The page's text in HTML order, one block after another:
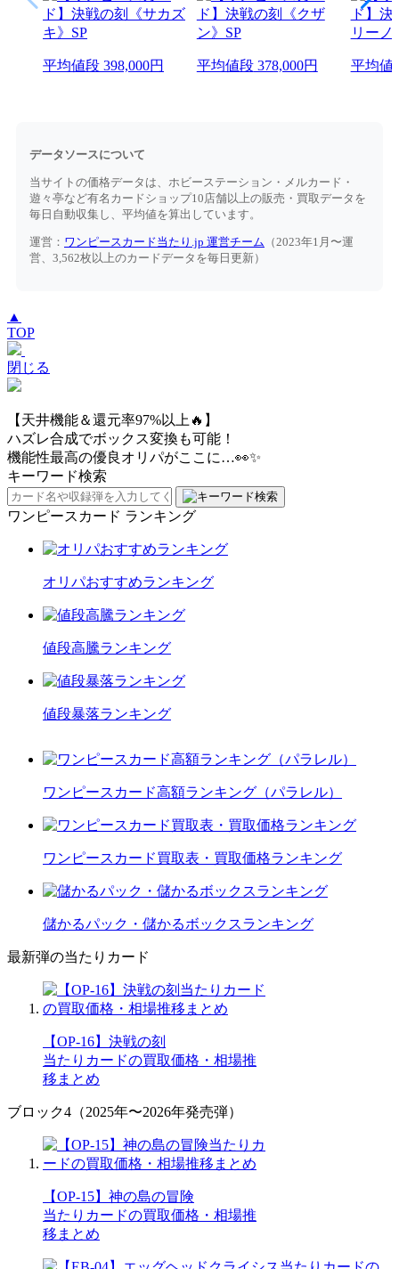
平均値段 398,000円 平均値段378,000円 平均値
データソースについて
当サイトの価格データは、ホビーステーション・メルカード・
遊々亭など有名カードショップ10店舗以上の販売・買取データを
毎日自動収集し、平均値を算出しています。
運営： ワンピースカード当たり.jp 運営チーム （2023年1月〜運
営、3,562枚以上のカードデータを毎日更新）
▲
TOP
閉じる
【天井機能＆還元率97%以上🔥】
ハズレ合成でボックス変換も可能！
機能性最高の優良オリパがここに…👀✨
キーワード検索
ワンピースカード ランキング
オリパおすすめランキング
値段高騰ランキング
値段暴落ランキング
ワンピースカード高額ランキング（パラレル）
ワンピースカード買取表・買取価格ランキング
儲かるパック・儲かるボックスランキング
最新弾の当たりカード
【OP-16】決戦の刻
当たりカードの買取価格・相場推
移まとめ
ブロック4（2025年〜2026年発売弾）
【OP-15】神の島の冒険
当たりカードの買取価格・相場推
移まとめ